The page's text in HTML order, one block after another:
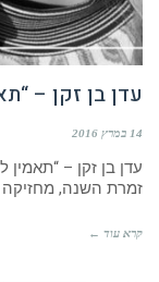
עדן בן זקן –
14 במרץ 2016
עדן בן זקן – “תאמין
זמרת השנה,
קרא עוד ←